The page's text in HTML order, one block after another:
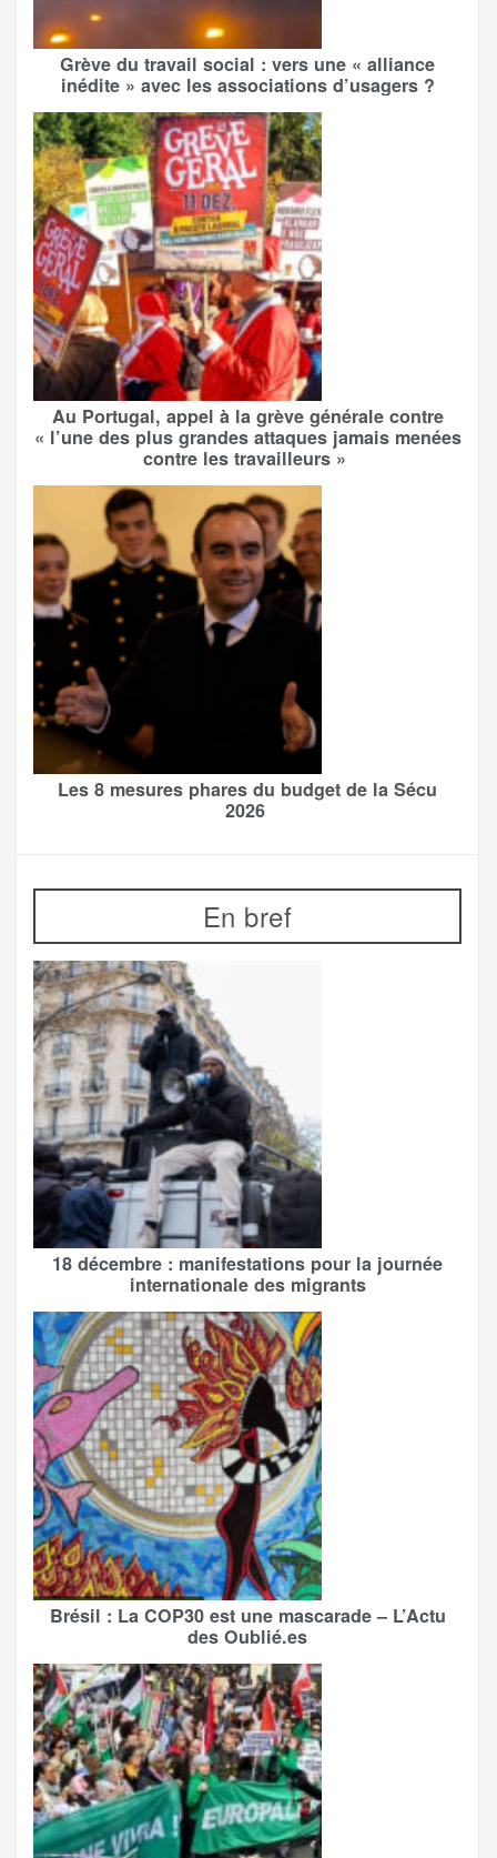
Grève du travail social : vers une « alliance
inédite » avec les associations d’usagers ?
Au Portugal, appel à la grève générale contre
« l’une des plus grandes attaques jamais menées
contre les travailleurs »
Les 8 mesures phares du budget de la Sécu
2026
En bref
18 décembre : manifestations pour la journée
internationale des migrants
Brésil : La COP30 est une mascarade – L’Actu
des Oublié.es